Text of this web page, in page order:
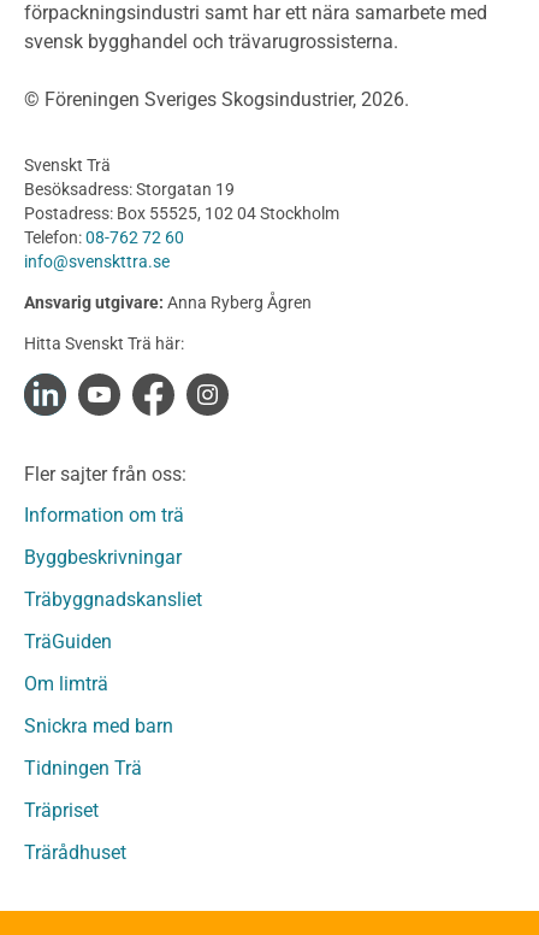
Fasadsystem i skivmaterial
Bullerskärmar och andra utomhuskonstruktioner
Byggnation och utförande
Utförande
Produkter
Konstruktionsvirke
Konstruktionsvirke Behandlat
Konstruktionsvirke Fingerskarvat
Konstruktionsvirke Fingerskarvat Obehandlat
Limträ
Fanerträ
Fanerträ Obehandlat
Träpanel och Utvändig beklädnad Behandlat
Träpanel och utvändig beklädnad Obehandlat
Trägolv
Trägolv Obehandlat
Sågat virke
Sågat virke Behandlat
Övriga träprodukter
Övrigt byggvirke
Underlagsspont
förpackningsindustri samt har ett nära samarbete med
svensk bygghandel och trävarugrossisterna.
© Föreningen Sveriges Skogsindustrier, 2026.
Svenskt Trä
Besöksadress: Storgatan 19
Postadress: Box 55525, 102 04 Stockholm
Telefon:08-762 72 60
info@svenskttra.se
Ansvarig utgivare: Anna Ryberg Ågren
Hitta Svenskt Trä här:
Fler sajter från oss:
Information om trä
Byggbeskrivningar
Träbyggnadskansliet
TräGuiden
Om limträ
Snickra med barn
Tidningen Trä
Träpriset
Trärådhuset